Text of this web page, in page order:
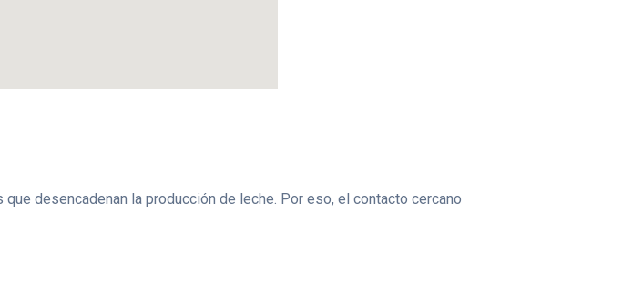
desencadenan la producción de leche. Por eso, el contacto cercano